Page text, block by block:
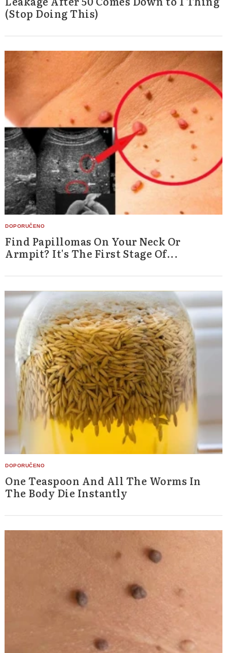
(Stop Doing This)
Find Papillomas On Your Neck Or
Armpit? It's The First Stage Of...
One Teaspoon And All The Worms In
The Body Die Instantly